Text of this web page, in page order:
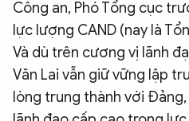
Công an, Phó Tổng cục
lực lượng CAND (nay là
Và dù trên cương vị lãnh
Văn Lai vẫn giữ vững lập
lòng trung thành với